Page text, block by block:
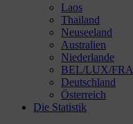
Laos
Thailand
Neuseeland
Australien
Niederlande
BEL/LUX/FRA
Deutschland
Österreich
Die Statistik